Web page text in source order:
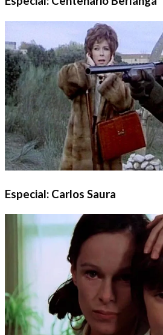
Especial: Carlos Saura